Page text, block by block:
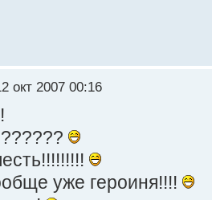
окт 2007 00:16
уже героиня!!!!